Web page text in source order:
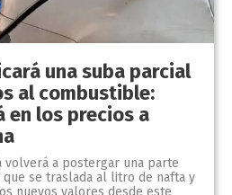
una suba parcial
al combustible:
en los precios a
volverá a postergar una parte
se traslada al litro de nafta y
nuevos valores desde este